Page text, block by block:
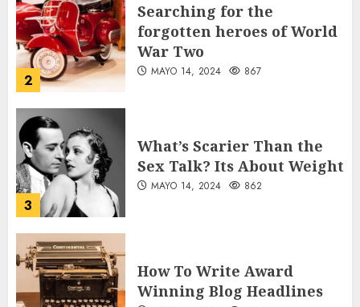
2
Searching for the
forgotten heroes of World
War Two
MAYO 14, 2024 867
3
What’s Scarier Than the
Sex Talk? Its About Weight
MAYO 14, 2024 862
How To Write Award
Winning Blog Headlines